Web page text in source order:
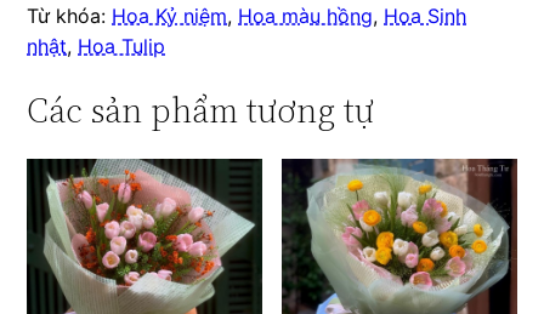
Từ khóa: Hoa Kỷ niệm, Hoa màu hồng, Hoa Sinh
nhật, Hoa Tulip
Các sản phẩm tương tự